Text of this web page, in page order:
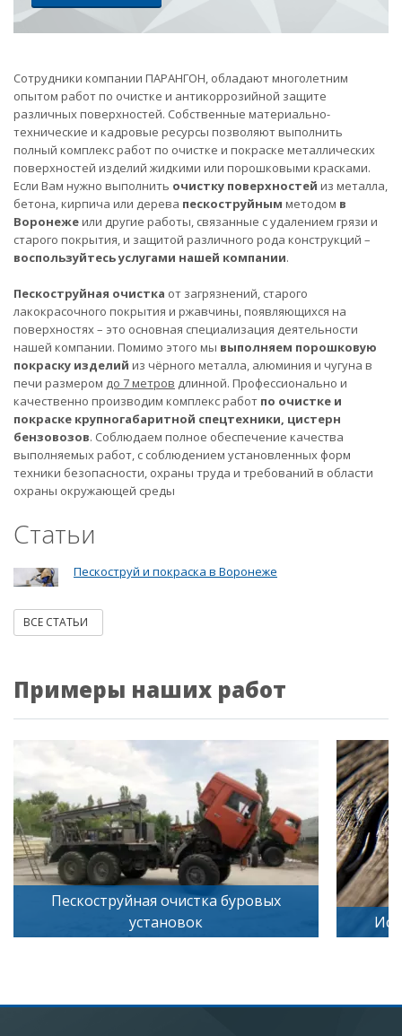
Сотрудники компании ПАРАНГОН, обладают многолетним
опытом работ по очистке и антикоррозийной защите
различных поверхностей. Собственные материально-
технические и кадровые ресурсы позволяют выполнить
полный комплекс работ по очистке и покраске металлических
поверхностей изделий жидкими или порошковыми красками.
Если Вам нужно выполнить очистку поверхностей из металла,
бетона, кирпича или дерева пескоструйным методом в
Воронежеили другие работы, связанные с удалением грязи и
старого покрытия, и защитой различного рода конструкций –
воспользуйтесь услугами нашей компании.
Пескоструйная очистка от загрязнений, старого
лакокрасочного покрытия и ржавчины, появляющихся на
поверхностях – это основная специализация деятельности
нашей компании. Помимо этого мы выполняем порошковую
покраску изделий из чёрного металла, алюминия и чугуна в
печи размером до 7 метров длинной. Профессионально и
качественно производим комплекс работ по очистке и
покраске крупногабаритной спецтехники, цистерн
бензовозов. Соблюдаем полное обеспечение качества
выполняемых работ, с соблюдением установленных форм
техники безопасности, охраны труда и требований в области
охраны окружающей среды
Статьи
Пескоструй и покраска в Воронеже
ВСЕ СТАТЬИ
Примеры наших работ
Искусственное старение дерева